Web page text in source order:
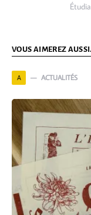
VOUS AIMEREZ
A ACTUALITÉS